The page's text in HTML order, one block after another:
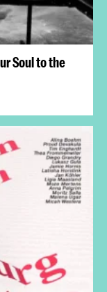
Soul to the